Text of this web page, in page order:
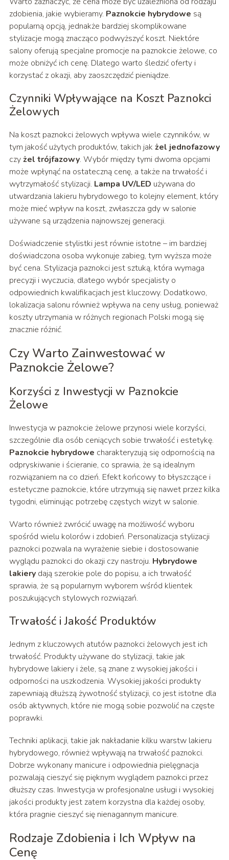
zdobienia, jakie wybieramy. Paznokcie hybrydowe są
popularną opcją, jednakże bardziej skomplikowane
stylizacje mogą znacząco podwyższyć koszt. Niektóre
salony oferują specjalne promocje na paznokcie żelowe, co
może obniżyć ich cenę. Dlatego warto śledzić oferty i
korzystać z okazji, aby zaoszczędzić pieniądze.
Czynniki Wpływające na Koszt Paznokci
Żelowych
Na koszt paznokci żelowych wpływa wiele czynników, w
tym jakość użytych produktów, takich jak żel jednofazowy
czyżel trójfazowy. Wybór między tymi dwoma opcjami
może wpłynąć na ostateczną cenę, a także na trwałość i
wytrzymałość stylizacji. Lampa UV/LED używana do
utwardzania lakieru hybrydowego to kolejny element, który
może mieć wpływ na koszt, zwłaszcza gdy w salonie
używane są urządzenia najnowszej generacji.
Doświadczenie stylistki jest równie istotne – im bardziej
doświadczona osoba wykonuje zabieg, tym wyższa może
być cena. Stylizacja paznokci jest sztuką, która wymaga
precyzji i wyczucia, dlatego wybór specjalisty o
odpowiednich kwalifikacjach jest kluczowy. Dodatkowo,
lokalizacja salonu również wpływa na ceny usług, ponieważ
koszty utrzymania w różnych regionach Polski mogą się
znacznie różnić.
Czy Warto Zainwestować w
Paznokcie Żelowe?
Korzyści z Inwestycji w Paznokcie
Żelowe
Inwestycja w paznokcie żelowe przynosi wiele korzyści,
szczególnie dla osób ceniących sobie trwałość i estetykę.
Paznokcie hybrydowe charakteryzują się odpornością na
odpryskiwanie i ścieranie, co sprawia, że są idealnym
rozwiązaniem na co dzień. Efekt końcowy to błyszczące i
estetyczne paznokcie, które utrzymują się nawet przez kilka
tygodni, eliminując potrzebę częstych wizyt w salonie.
Warto również zwrócić uwagę na możliwość wyboru
spośród wielu kolorów i zdobień. Personalizacja stylizacji
paznokci pozwala na wyrażenie siebie i dostosowanie
wyglądu paznokci do okazji czy nastroju. Hybrydowe
lakierydają szerokie pole do popisu, a ich trwałość
sprawia, że są popularnym wyborem wśród klientek
poszukujących stylowych rozwiązań.
Trwałość i Jakość Produktów
Jednym z kluczowych atutów paznokci żelowych jest ich
trwałość. Produkty używane do stylizacji, takie jak
hybrydowe lakiery i żele, są znane z wysokiej jakości i
odporności na uszkodzenia. Wysokiej jakości produkty
zapewniają dłuższą żywotność stylizacji, co jest istotne dla
osób aktywnych, które nie mogą sobie pozwolić na częste
poprawki.
Techniki aplikacji, takie jak nakładanie kilku warstw lakieru
hybrydowego, również wpływają na trwałość paznokci.
Dobrze wykonany manicure i odpowiednia pielęgnacja
pozwalają cieszyć się pięknym wyglądem paznokci przez
dłuższy czas. Inwestycja w profesjonalne usługi i wysokiej
jakości produkty jest zatem korzystna dla każdej osoby,
która pragnie cieszyć się nienagannym manicure.
Rodzaje Zdobienia i Ich Wpływ na
Cenę